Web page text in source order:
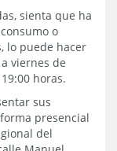
sienta que ha
o
lo puede hacer
viernes de
horas.
sus
presencial
del